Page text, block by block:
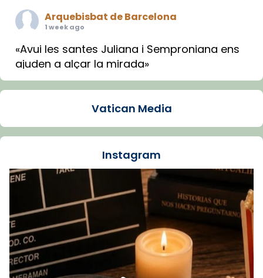
Arquebisbat de Barcelona
1 week ago
«Avui les santes Juliana i Semproniana ens
ajuden a alçar la mirada»
Mons. Sergi Gordo, bisbe de Tortosa, ha
Santes de Mataró.
🔗tinyurl.com/cvu5jmbk
Foto
View on Facebook Share
Arquebisbat de Barcelonais at Catedral
de Barcelona.
1 week ago
Aquest dilluns, 27 de juliol, ha tingut lloc la
Vatican Media
Instagram